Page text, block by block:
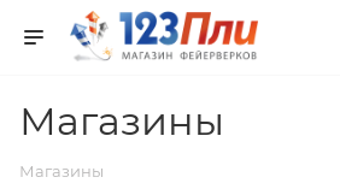
Магазины
Магазины